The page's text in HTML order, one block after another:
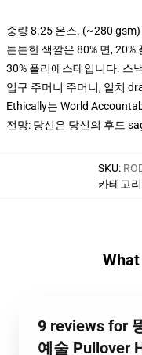
중량 8.25 온스. (~280
튼튼한 색깔은 80% 면,
30% 폴리에스테입니다. 스
입구 주머니 주머니, 일치
Ethically는 World
전망: 당신은 당신의 후드
SKU:
카테고리
9 reviews for
예술 Pullover